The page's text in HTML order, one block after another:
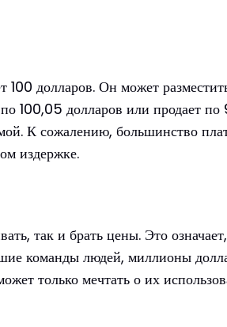
100 долларов. Он может
100,05 долларов или продает
К сожалению, большинство
издержке.
так и брать цены. Это
команды людей, миллионы
только мечтать о их